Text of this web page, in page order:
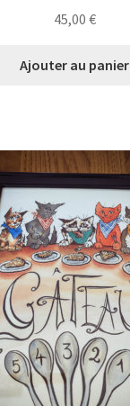
45,00 €
Ajouter au panier